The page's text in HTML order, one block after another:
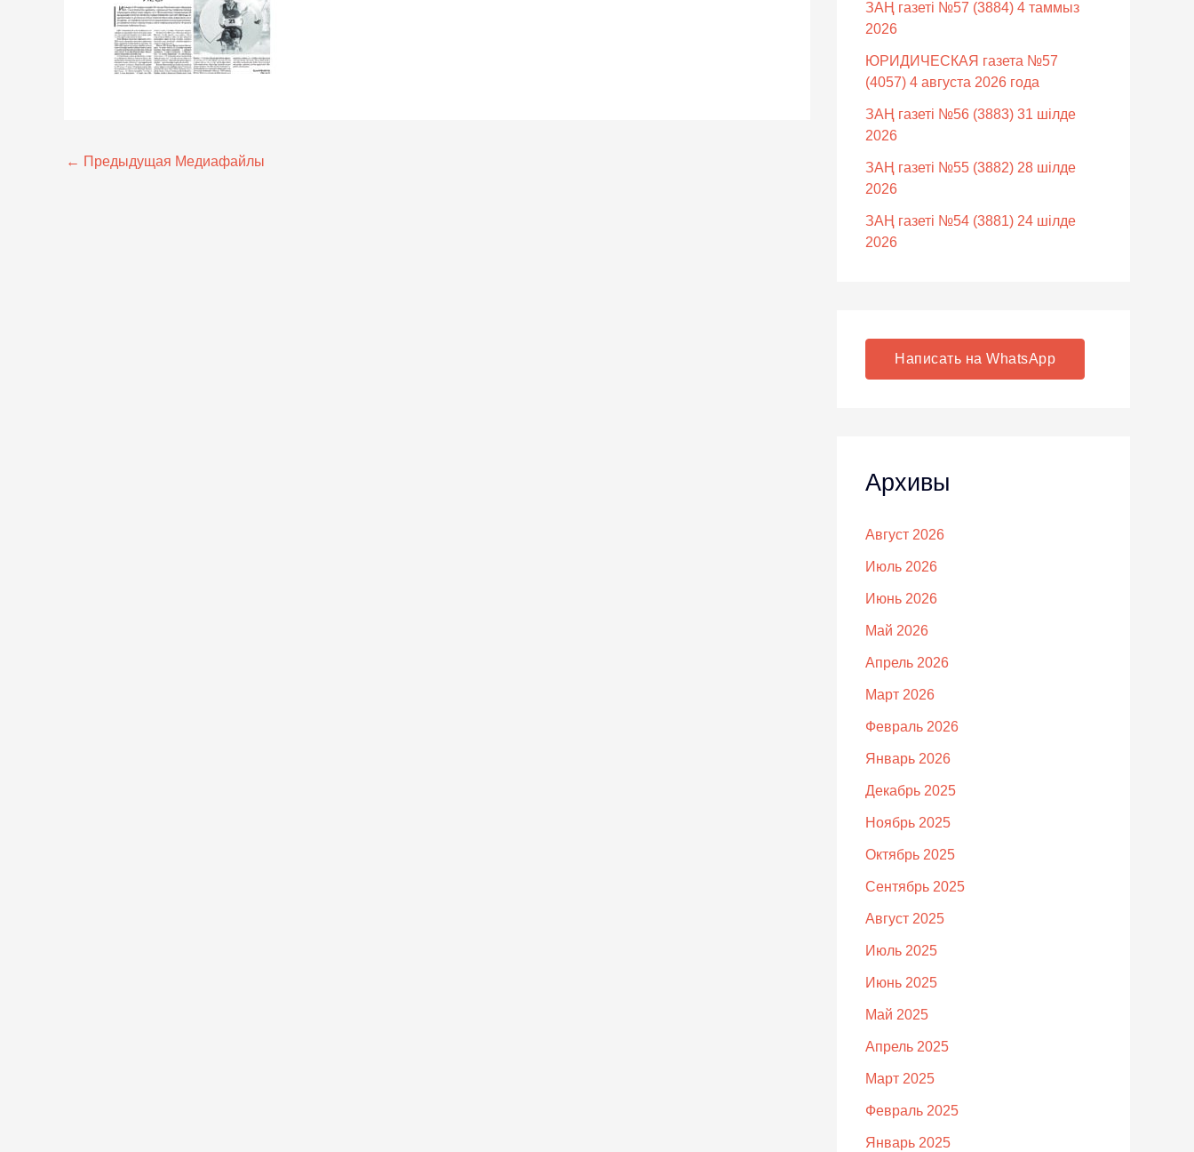
← Предыдущая Медиафайлы
ЗАҢ газеті №57 (3884) 4 таммыз
2026
ЮРИДИЧЕСКАЯ газета №57
(4057) 4 августа 2026 года
ЗАҢ газеті №56 (3883) 31 шілде
2026
ЗАҢ газеті №55 (3882) 28 шілде
2026
ЗАҢ газеті №54 (3881) 24 шілде
2026
Написать на WhatsApp
Архивы
Август 2026
Июль 2026
Июнь 2026
Май 2026
Апрель 2026
Март 2026
Февраль 2026
Январь 2026
Декабрь 2025
Ноябрь 2025
Октябрь 2025
Сентябрь 2025
Август 2025
Июль 2025
Июнь 2025
Май 2025
Апрель 2025
Март 2025
Февраль 2025
Январь 2025